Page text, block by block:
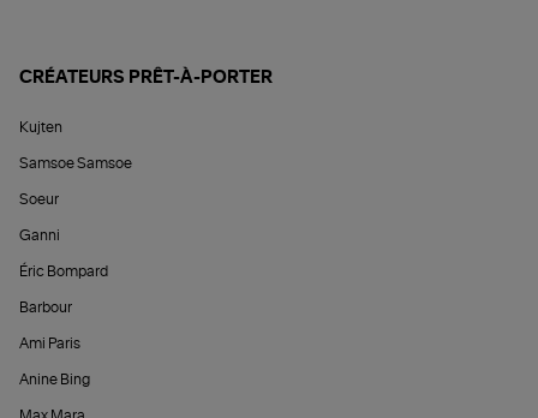
CRÉATEURS PRÊT-À-PORTER
Kujten
Samsoe Samsoe
Soeur
Ganni
Éric Bompard
Barbour
Ami Paris
Anine Bing